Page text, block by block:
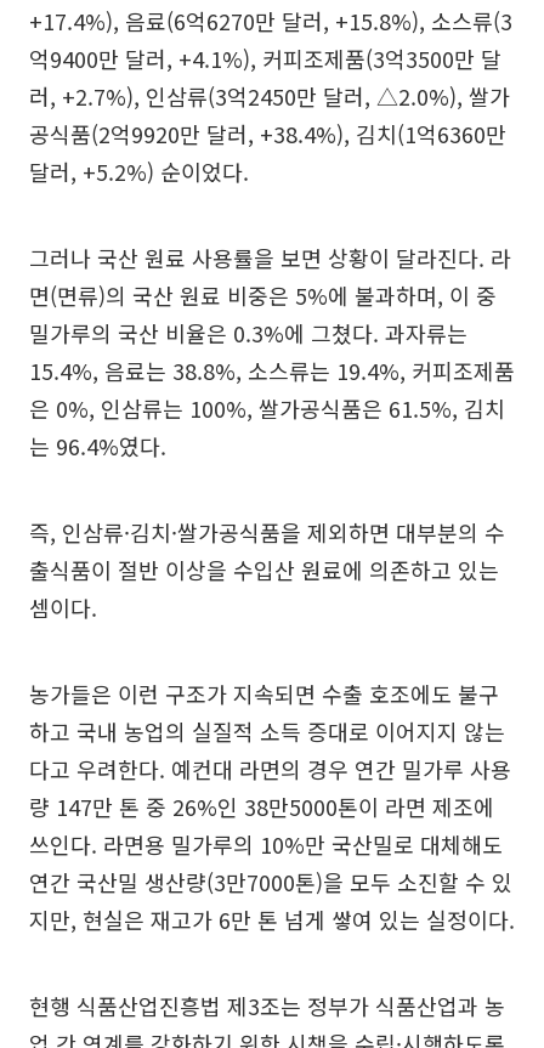
+17.4%), 음료(6억6270만 달러, +15.8%), 소스류(3
억9400만 달러, +4.1%), 커피조제품(3억3500만 달
러, +2.7%), 인삼류(3억2450만 달러, △2.0%), 쌀가
공식품(2억9920만 달러, +38.4%), 김치(1억6360만
달러, +5.2%) 순이었다.
그러나 국산 원료 사용률을 보면 상황이 달라진다. 라
면(면류)의 국산 원료 비중은 5%에 불과하며, 이 중
밀가루의 국산 비율은 0.3%에 그쳤다. 과자류는
15.4%, 음료는 38.8%, 소스류는 19.4%, 커피조제품
은 0%, 인삼류는 100%, 쌀가공식품은 61.5%, 김치
는 96.4%였다.
즉, 인삼류·김치·쌀가공식품을 제외하면 대부분의 수
출식품이 절반 이상을 수입산 원료에 의존하고 있는
셈이다.
농가들은 이런 구조가 지속되면 수출 호조에도 불구
하고 국내 농업의 실질적 소득 증대로 이어지지 않는
다고 우려한다. 예컨대 라면의 경우 연간 밀가루 사용
량 147만 톤 중 26%인 38만5000톤이 라면 제조에
쓰인다. 라면용 밀가루의 10%만 국산밀로 대체해도
연간 국산밀 생산량(3만7000톤)을 모두 소진할 수 있
지만, 현실은 재고가 6만 톤 넘게 쌓여 있는 실정이다.
현행 식품산업진흥법 제3조는 정부가 식품산업과 농